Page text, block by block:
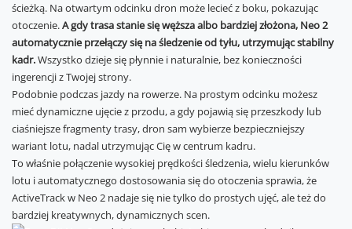
ścieżką. Na otwartym odcinku dron może lecieć z boku, pokazując
otoczenie.A gdy trasa stanie się węższa albo bardziej złożona, Neo 2
automatycznie przełączy się na śledzenie od tyłu, utrzymując stabilny
kadr.Wszystko dzieje się płynnie i naturalnie, bez konieczności
ingerencji z Twojej strony.
Podobnie podczas jazdy na rowerze. Na prostym odcinku możesz
mieć dynamiczne ujęcie z przodu, a gdy pojawią się przeszkody lub
ciaśniejsze fragmenty trasy, dron sam wybierze bezpieczniejszy
wariant lotu, nadal utrzymując Cię w centrum kadru.
To właśnie połączenie wysokiej prędkości śledzenia, wielu kierunków
lotu i automatycznego dostosowania się do otoczenia sprawia, że
ActiveTrack w Neo 2 nadaje się nie tylko do prostych ujęć, ale też do
bardziej kreatywnych, dynamicznych scen.